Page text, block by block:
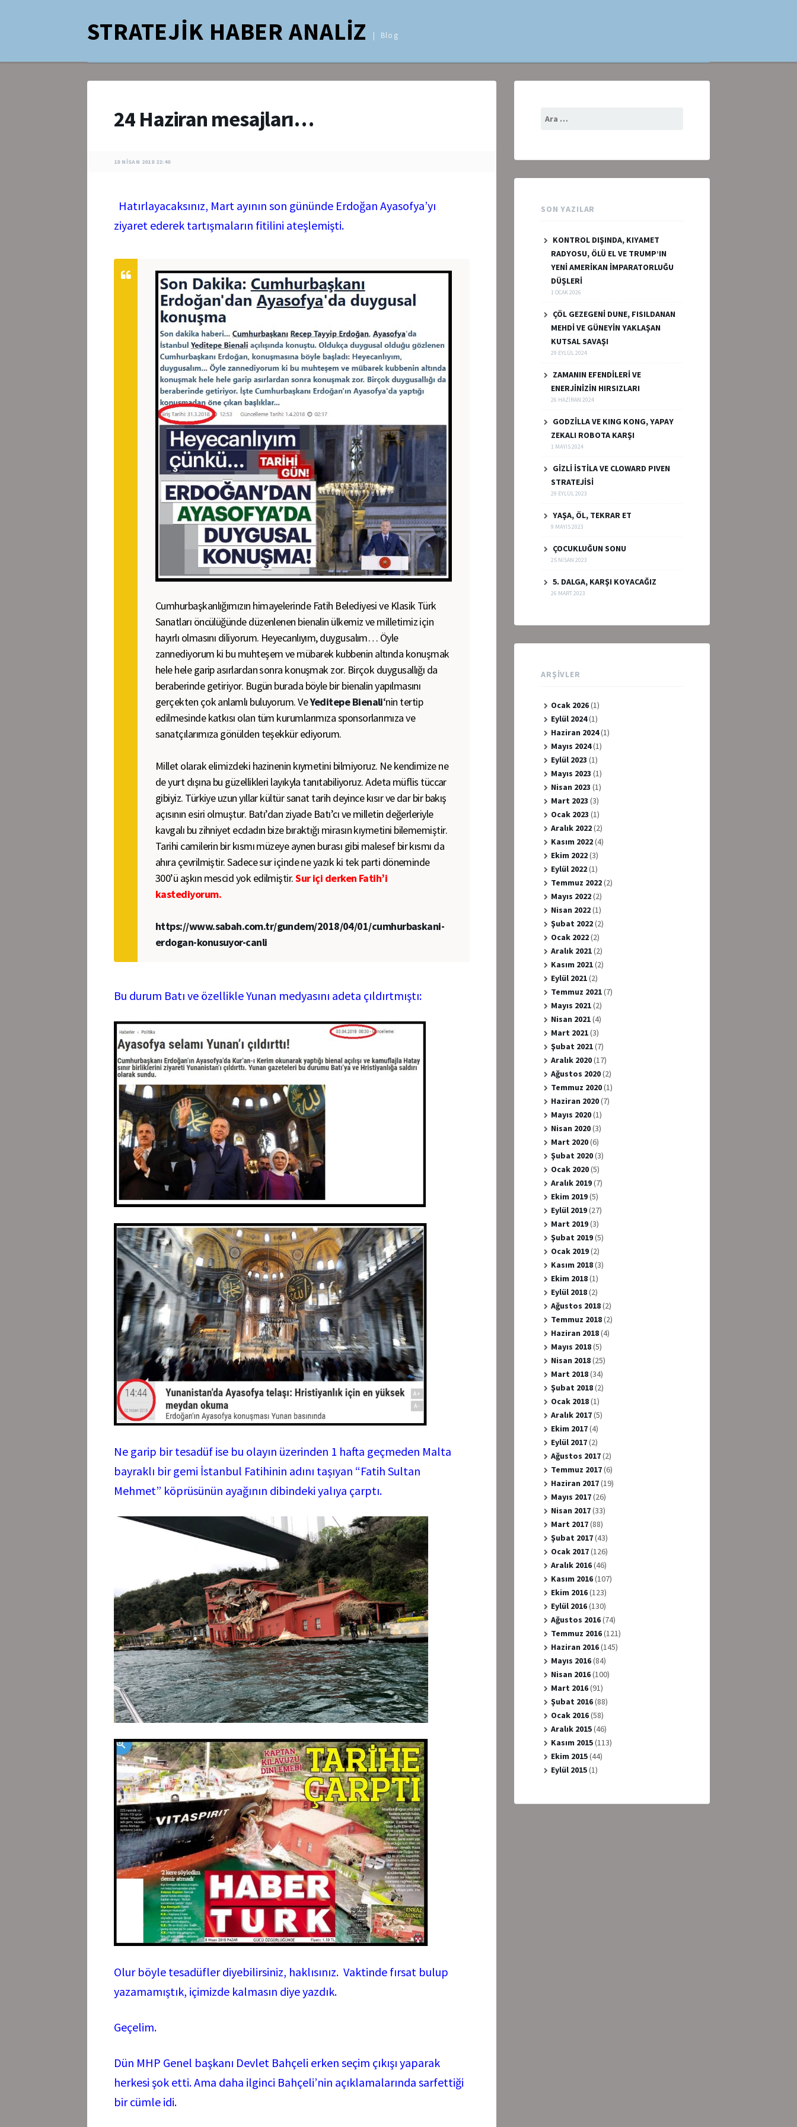
STRATEJİK HABER ANALİZ Blog
24 Haziran mesajları…
18 NISAN 2018 22:40
Hatırlayacaksınız, Mart ayının son gününde Erdoğan Ayasofya’yı
ziyaret ederek tartışmaların fitilini ateşlemişti.
Cumhurbaşkanlığımızın himayelerinde Fatih Belediyesi ve Klasik Türk
Sanatları öncülüğünde düzenlenen bienalin ülkemiz ve milletimiz için
hayırlı olmasını diliyorum. Heyecanlıyım, duygusalım… Öyle
zannediyorum ki bu muhteşem ve mübarek kubbenin altında konuşmak
hele hele garip asırlardan sonra konuşmak zor. Birçok duygusallığı da
beraberinde getiriyor. Bugün burada böyle bir bienalin yapılmasını
gerçekten çok anlamlı buluyorum. VeYeditepe Bienali‘nin tertip
edilmesinde katkısı olan tüm kurumlarımıza sponsorlarımıza ve
sanatçılarımıza gönülden teşekkür ediyorum.
Millet olarak elimizdeki hazinenin kıymetini bilmiyoruz. Ne kendimize ne
de yurt dışına bu güzellikleri layıkyla tanıtabiliyoruz. Adeta müflis tüccar
gibiyiz. Türkiye uzun yıllar kültür sanat tarih deyince kısır ve dar bir bakış
açısının esiri olmuştur. Batı’dan ziyade Batı’cı ve milletin değerleriyle
kavgalı bu zihniyet ecdadın bize bıraktığı mirasın kıymetini bilememiştir.
Tarihi camilerin bir kısmı müzeye aynen burası gibi malesef bir kısmı da
ahıra çevrilmiştir. Sadece sur içinde ne yazık ki tek parti döneminde
300’ü aşkın mescid yok edilmiştir.Sur içi derken Fatih’i
kastediyorum.
https://www.sabah.com.tr/gundem/2018/04/01/cumhurbaskani-
erdogan-konusuyor-canli
Bu durum Batı ve özellikle Yunan medyasını adeta çıldırtmıştı:
Ne garip bir tesadüf ise bu olayın üzerinden 1 hafta geçmeden Malta
bayraklı bir gemi İstanbul Fatihinin adını taşıyan “Fatih Sultan
Mehmet” köprüsünün ayağının dibindeki yalıya çarptı.
Olur böyle tesadüfler diyebilirsiniz, haklısınız. Vaktinde fırsat bulup
yazamamıştık, içimizde kalmasın diye yazdık.
Geçelim.
Dün MHP Genel başkanı Devlet Bahçeli erken seçim çıkışı yaparak
herkesi şok etti. Ama daha ilginci Bahçeli’nin açıklamalarında sarfettiği
bir cümle idi.
SON YAZILAR
KONTROL DIŞINDA, KIYAMET
RADYOSU, ÖLÜ EL VE TRUMP’IN
YENİ AMERİKAN İMPARATORLUĞU
DÜŞLERİ
1 OCAK 2026
ÇÖL GEZEGENİ DUNE, FISILDANAN
MEHDİ VE GÜNEYİN YAKLAŞAN
KUTSAL SAVAŞI
29 EYLÜL 2024
ZAMANIN EFENDİLERİ VE
ENERJİNİZİN HIRSIZLARI
26 HAZIRAN 2024
GODZİLLA VE KING KONG, YAPAY
ZEKALI ROBOTA KARŞI
1 MAYIS 2024
GİZLİ İSTİLA VE CLOWARD PIVEN
STRATEJİSİ
29 EYLÜL 2023
YAŞA, ÖL, TEKRAR ET
9 MAYIS 2023
ÇOCUKLUĞUN SONU
25 NISAN 2023
5. DALGA, KARŞI KOYACAĞIZ
26 MART 2023
ARŞIVLER
Ocak 2026(1)
Eylül 2024(1)
Haziran 2024(1)
Mayıs 2024(1)
Eylül 2023 (1)
Mayıs 2023 (1)
Nisan 2023 (1)
Mart 2023 (3)
Ocak 2023 (1)
Aralık 2022(2)
Kasım 2022(4)
Ekim 2022(3)
Eylül 2022(1)
Temmuz 2022(2)
Mayıs 2022(2)
Nisan 2022(1)
Şubat 2022(2)
Ocak 2022(2)
Aralık 2021(2)
Kasım 2021(2)
Eylül 2021(2)
Temmuz 2021(7)
Mayıs 2021(2)
Nisan 2021(4)
Mart 2021(3)
Şubat 2021(7)
Aralık 2020(17)
Ağustos 2020(2)
Temmuz 2020(1)
Haziran 2020(7)
Mayıs 2020(1)
Nisan 2020(3)
Mart 2020(6)
Şubat 2020(3)
Ocak 2020(5)
Aralık 2019(7)
Ekim 2019(5)
Eylül 2019(27)
Mart 2019(3)
Şubat 2019(5)
Ocak 2019(2)
Kasım 2018(3)
Ekim 2018(1)
Eylül 2018(2)
Ağustos 2018(2)
Temmuz 2018(2)
Haziran 2018(4)
Mayıs 2018(5)
Nisan 2018(25)
Mart 2018(34)
Şubat 2018(2)
Ocak 2018(1)
Aralık 2017(5)
Ekim 2017(4)
Eylül 2017(2)
Ağustos 2017(2)
Temmuz 2017(6)
Haziran 2017(19)
Mayıs 2017(26)
Nisan 2017(33)
Mart 2017(88)
Şubat 2017(43)
Ocak 2017(126)
Aralık 2016(46)
Kasım 2016(107)
Ekim 2016(123)
Eylül 2016(130)
Ağustos 2016(74)
Temmuz 2016(121)
Haziran 2016(145)
Mayıs 2016(84)
Nisan 2016(100)
Mart 2016(91)
Şubat 2016(88)
Ocak 2016(58)
Aralık 2015(46)
Kasım 2015(113)
Ekim 2015(44)
Eylül 2015(1)